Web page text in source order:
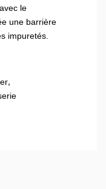
le
une barrière
impuretés.
,